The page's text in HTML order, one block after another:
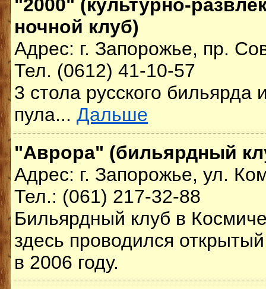
"2000" (культурно-
ночной клуб)
Адрес: г. Запорожье, пр.
Тел. (0612) 41-10-57
3 стола русского бильярда
пула... Дальше
"Аврора" (бильярдный
Адрес: г. Запорожье, ул.
Тел.: (061) 217-32-88
Бильярдный клуб в
здесь проводился
в 2006 году.